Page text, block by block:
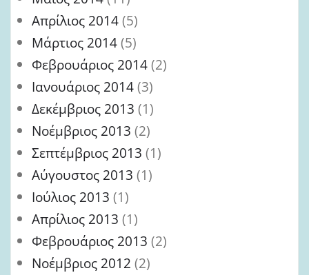
Απρίλιος 2014(5)
Μάρτιος 2014(5)
Φεβρουάριος 2014(2)
Ιανουάριος 2014(3)
Δεκέμβριος 2013 (1)
Νοέμβριος 2013 (2)
Σεπτέμβριος 2013 (1)
Αύγουστος 2013 (1)
Ιούλιος 2013 (1)
Απρίλιος 2013 (1)
Φεβρουάριος 2013 (2)
Νοέμβριος 2012 (2)